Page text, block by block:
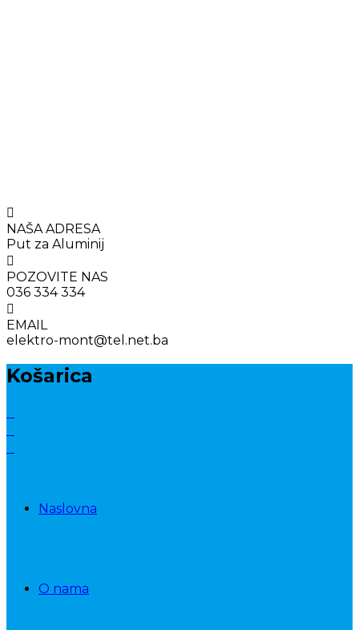
NAŠA ADRESA
Put za Aluminij
POZOVITE NAS
036 334 334
EMAIL
elektro-mont@tel.net.ba
Košarica
Naslovna
O nama